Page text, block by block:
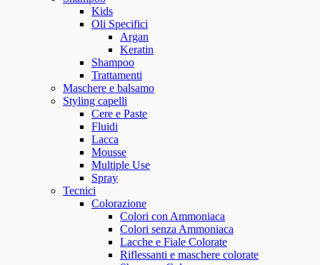
Kids
Oli Specifici
Argan
Keratin
Shampoo
Trattamenti
Maschere e balsamo
Styling capelli
Cere e Paste
Fluidi
Lacca
Mousse
Multiple Use
Spray
Tecnici
Colorazione
Colori con Ammoniaca
Colori senza Ammoniaca
Lacche e Fiale Colorate
Riflessanti e maschere colorate